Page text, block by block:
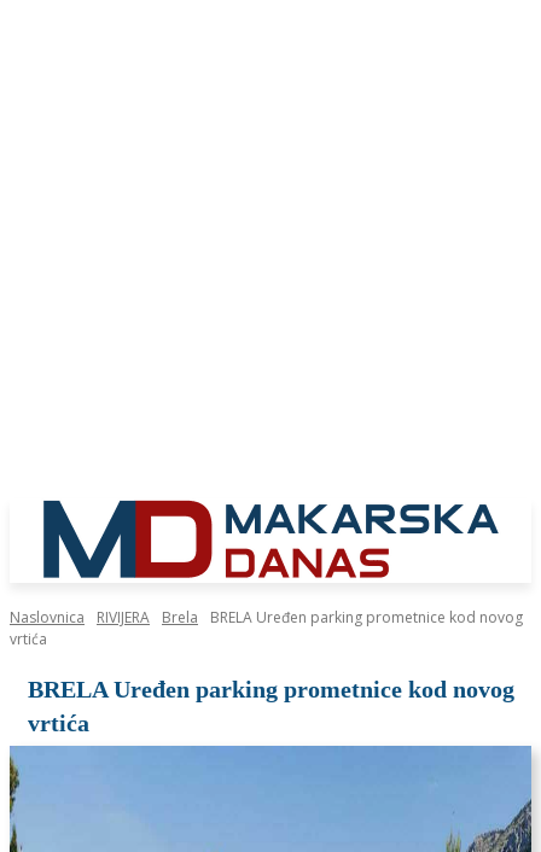
Naslovnica RIVIJERA Brela
BRELA Uređen parking prometnice kod novog
vrtića
BRELA Uređen parking prometnice kod novog
vrtića